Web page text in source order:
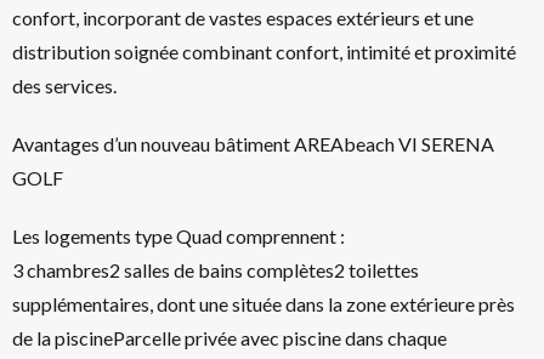
confort, incorporant de vastes espaces extérieurs et une
distribution soignée combinant confort, intimité et proximité
des services.
Avantages d’un nouveau bâtiment AREAbeach VI SERENA
GOLF
Les logements type Quad comprennent :
3 chambres2 salles de bains complètes2 toilettes
supplémentaires, dont une située dans la zone extérieure près
de la piscineParcelle privée avec piscine dans chaque